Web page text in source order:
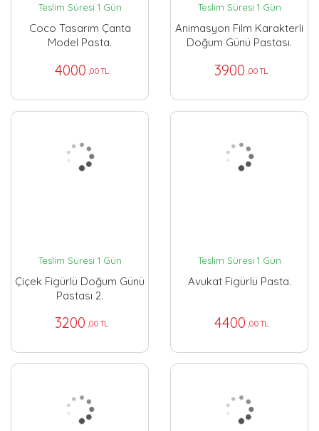
Teslim Süresi 1 Gün
Coco Tasarım Çanta
Model Pasta.
4000 ,00 TL
Teslim Süresi 1 Gün
Animasyon Film Karakterli
Doğum Günü Pastası.
3900 ,00 TL
Teslim Süresi 1 Gün
Çiçek Figürlü Doğum Günü
Pastası 2.
3200 ,00 TL
Teslim Süresi 1 Gün
Avukat Figürlü Pasta.
4400 ,00 TL